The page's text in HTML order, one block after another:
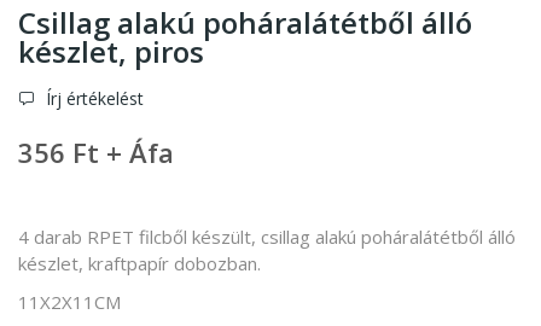
Csillag alakú poháralátétből álló
készlet, piros
Írj értékelést
356 Ft + Áfa
4 darab RPET filcből készült, csillag alakú poháralátétből álló
készlet, kraftpapír dobozban.
11X2X11CM